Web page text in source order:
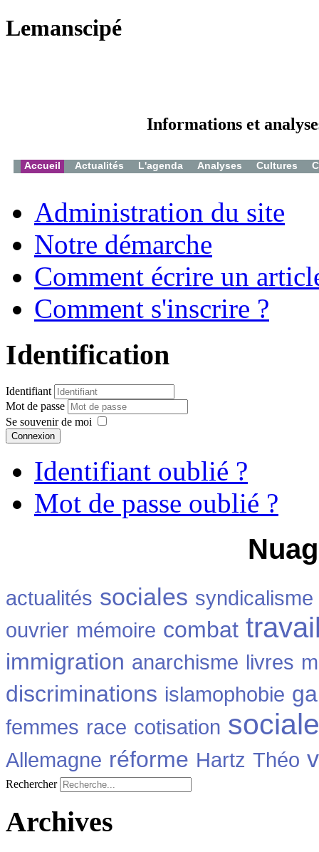
Lemanscipé
Informations et
Accueil Actualités L'agenda Analyses Cultures
Administration du site
Notre démarche
Comment écrire un
Comment s'inscrire ?
Identification
Identifiant
Mot de passe
Se souvenir de moi
Connexion
Identifiant oublié ?
Mot de passe oublié ?
actualités sociales syndicalisme
ouvrier mémoire combat
immigration anarchisme livres
discriminations islamophobie
femmes race cotisation sociale
Allemagne réforme Hartz Théo
Rechercher
Archives